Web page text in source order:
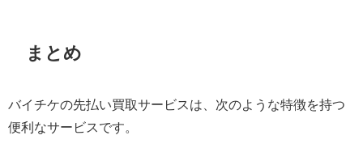
まとめ
バイチケの先払い買取サービスは、次のような特徴を持つ
便利なサービスです。